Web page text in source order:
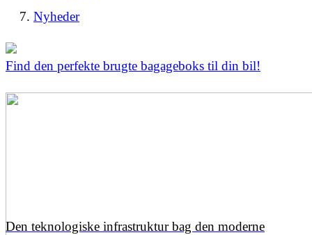
Nyheder
Find den perfekte brugte bagageboks til din bil!
Den teknologiske infrastruktur bag den moderne